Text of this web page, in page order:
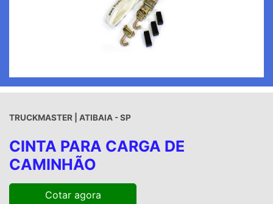
TRUCKMASTER | ATIBAIA - SP
CINTA PARA CARGA DE
CAMINHÃO
Cotar agora